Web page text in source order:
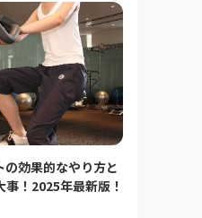
効果的なやり方と
！2025年最新版！